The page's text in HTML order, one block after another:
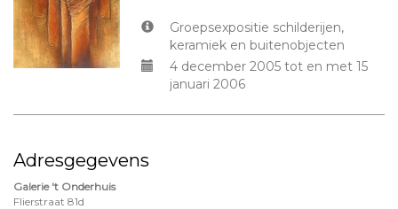
Groepsexpositie schilderijen,
keramiek en buitenobjecten
4 december 2005 tot en met 15
januari 2006
Adresgegevens
Galerie 't Onderhuis
Flierstraat 81d